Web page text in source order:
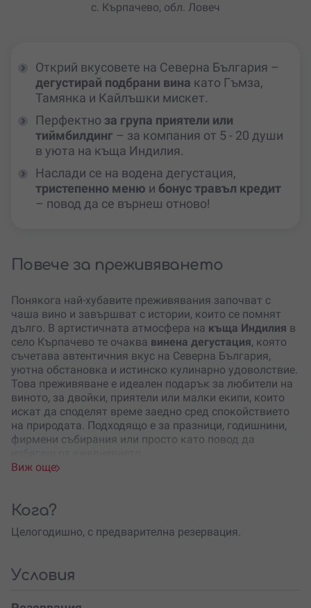
с. Кърпачево, обл. Ловеч
Открий вкусовете на Северна България –
дегустирай подбрани вина като Гъмза,
Тамянка и Кайлъшки мискет.
Перфектно за група приятели или
тиймбилдинг – за компания от 5 - 20 души
в уюта на къща Индилия.
Наслади се на водена дегустация,
тристепенно меню и бонус травъл кредит
– повод да се върнеш отново!
Повече за преживяването
Понякога най-хубавите преживявания започват с
чаша вино и завършват с истории, които се помнят
дълго. В артистичната атмосфера на къща Индилия в
село Кърпачево те очаква винена дегустация, която
съчетава автентичния вкус на Северна България,
уютна обстановка и истинско кулинарно удоволствие.
Това преживяване е идеален подарък за любители на
виното, за двойки, приятели или малки екипи, които
искат да споделят време заедно сред спокойствието
на природата. Подходящо е за празници, годишнини,
фирмени събирания или просто като повод да
дървени детайли създават усещане за топлина и
история. Именно тук вината на
разкриват своя характер. Всяка бутилка носи духа на
те години – истински символ на търпение и
Виж още
Кога?
Целогодишно, с предварителна резервация.
Условия